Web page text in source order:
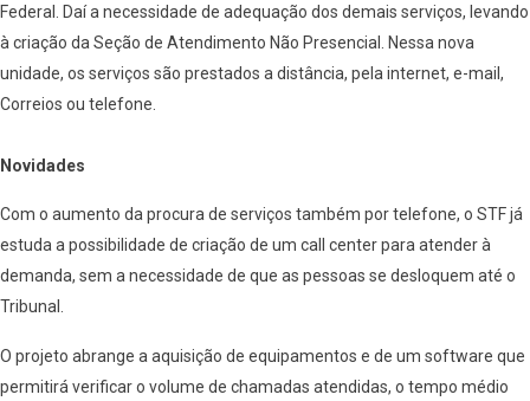
Federal. Daí a necessidade de adequação dos demais serviços, levando
à criação da Seção de Atendimento Não Presencial. Nessa nova
unidade, os serviços são prestados a distância, pela internet, e-mail,
Correios ou telefone.
Novidades
Com o aumento da procura de serviços também por telefone, o STF já
estuda a possibilidade de criação de um call center para atender à
demanda, sem a necessidade de que as pessoas se desloquem até o
Tribunal.
O projeto abrange a aquisição de equipamentos e de um software que
permitirá verificar o volume de chamadas atendidas, o tempo médio